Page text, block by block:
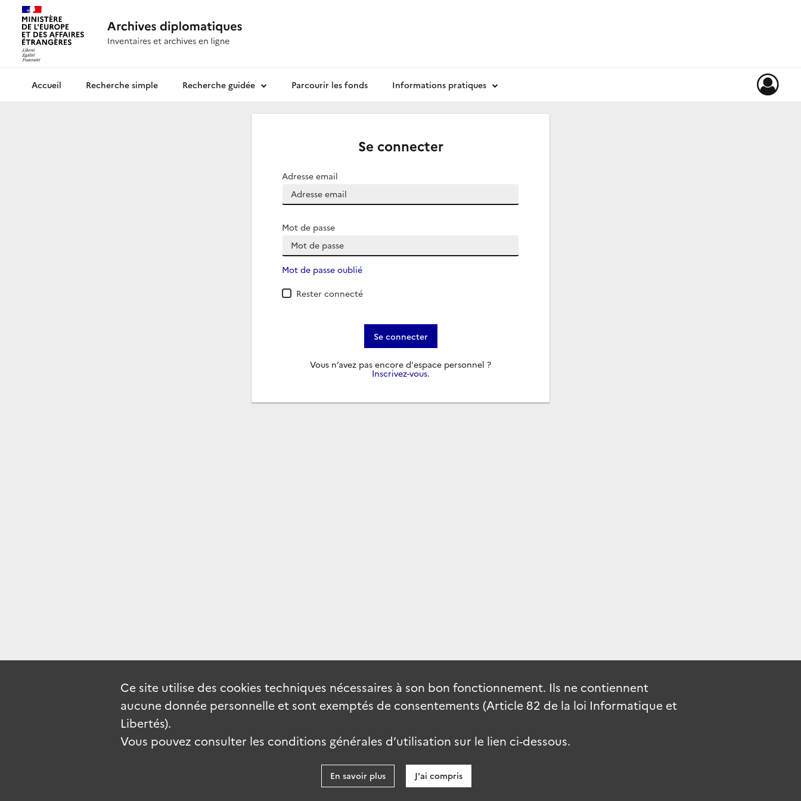
Archives diplomatiquesRecherche simple Recherche guidée Parcourir les fonds Informations pratiques
Se connecter
Adresse email
Mot de passe
Mot de passe oublié
Rester connecté
Se connecter
Vous n’avez pas encore d'espace personnel ?
Inscrivez-vous.
Ce site utilise des cookies techniques nécessaires à son bon fonctionnement. Ils ne contiennent
aucune donnée personnelle et sont exemptés de consentements (Article 82 de la loi Informatique et
Libertés).
Vous pouvez consulter les conditions générales d’utilisation sur le lien ci-dessous.
En savoir plus J'ai compris